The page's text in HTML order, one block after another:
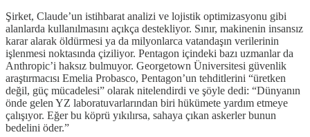
Şirket, Claude’un istihbarat analizi ve lojistik optimizasyonu gibi
alanlarda kullanılmasını açıkça destekliyor. Sınır, makinenin insansız
karar alarak öldürmesi ya da milyonlarca vatandaşın verilerinin
işlenmesi noktasında çiziliyor. Pentagon içindeki bazı uzmanlar da
Anthropic’i haksız bulmuyor. Georgetown Üniversitesi güvenlik
araştırmacısı Emelia Probasco, Pentagon’un tehditlerini “üretken
değil, güç mücadelesi” olarak nitelendirdi ve şöyle dedi: “Dünyanın
önde gelen YZ laboratuvarlarından biri hükümete yardım etmeye
çalışıyor. Eğer bu köprü yıkılırsa, sahaya çıkan askerler bunun
bedelini öder.”